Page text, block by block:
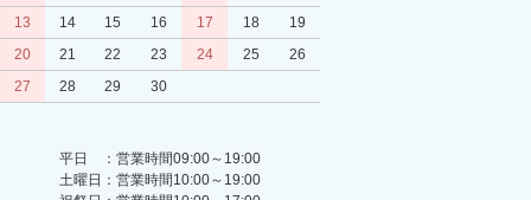
13
14 15 16 17 18
19
20
21 22 23 24 25
26
27
28 29 30
平日 ：営業時間09:00～19:00
土曜日：営業時間10:00～19:00